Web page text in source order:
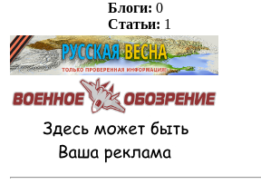
Блоги: 0
Статьи: 1